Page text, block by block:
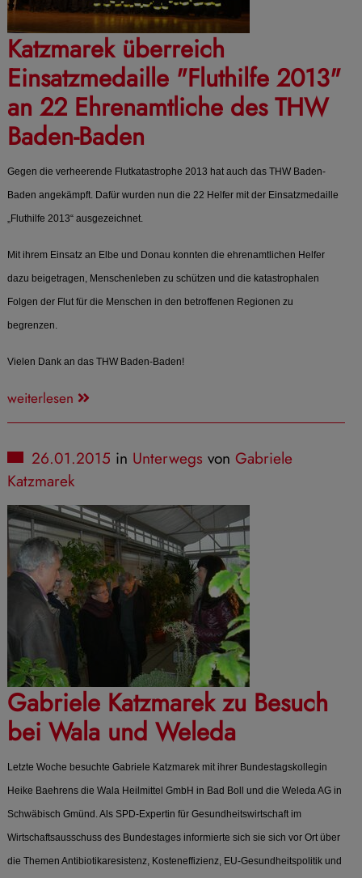
Katzmarek überreich
Einsatzmedaille "Fluthilfe 2013"
an 22 Ehrenamtliche des THW
Baden-Baden
Gegen die verheerende Flutkatastrophe 2013 hat auch das THW Baden-
Baden angekämpft. Dafür wurden nun die 22 Helfer mit der Einsatzmedaille
„Fluthilfe 2013“ ausgezeichnet.
Mit ihrem Einsatz an Elbe und Donau konnten die ehrenamtlichen Helfer
dazu beigetragen, Menschenleben zu schützen und die katastrophalen
Folgen der Flut für die Menschen in den betroffenen Regionen zu
begrenzen.
Vielen Dank an das THW Baden-Baden!
weiterlesen
26.01.2015 in Unterwegs von Gabriele
Katzmarek
Gabriele Katzmarek zu Besuch
bei Wala und Weleda
Letzte Woche besuchte Gabriele Katzmarek mit ihrer Bundestagskollegin
Heike Baehrens die Wala Heilmittel GmbH in Bad Boll und die Weleda AG in
Schwäbisch Gmünd. Als SPD-Expertin für Gesundheitswirtschaft im
Wirtschaftsausschuss des Bundestages informierte sich sie sich vor Ort über
die Themen Antibiotikaresistenz, Kosteneffizienz, EU-Gesundheitspolitik und